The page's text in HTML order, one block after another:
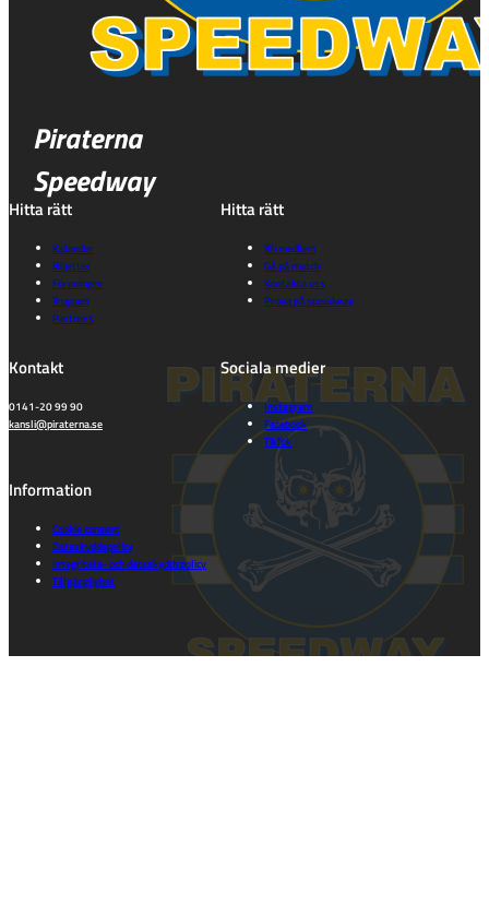
Piraterna
Speedway
Hitta rätt
Kalender
Biljetter
Föreningen
Truppen
Partners
Hitta rätt
Bli medlem
Gå på match
Kontakta oss
Prova på speedway
Kontakt
0141-20 99 90
kansli@piraterna.se
Sociala medier
Instagram
Facebook
TikTok
Information
Cookie consent
Dataskyddspolicy
Integritets- och dataskyddspolicy
Tillgänglighet